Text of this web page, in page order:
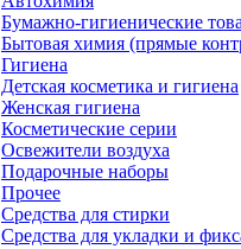
Бумажно-гигиенические
Бытовая химия (прямые
Гигиена
Детская косметика и гигиена
Женская гигиена
Косметические серии
Освежители воздуха
Подарочные наборы
Прочее
Средства для стирки
Средства для укладки и